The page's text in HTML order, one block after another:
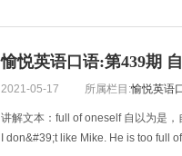
你是不是有事瞒着我？
I think Mike is hiding something.
我觉得Mike在隐瞒着什么。疯狂练习
愉悦英语口语:第439期
2021-05-17 所属栏目:愉悦英语
讲解文本：full of oneself 自以为是，
I don&#39;t like Mike. He is too full